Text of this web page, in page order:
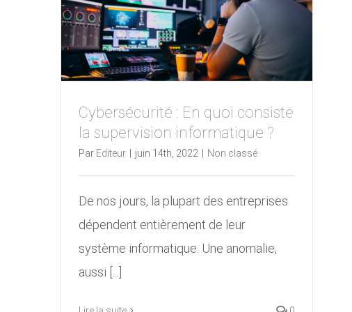
Cybersécurité : En quoi consiste
la supervision informatique ?
Par Editeur juin 14th, 2022 Non classé
De nos jours, la plupart des entreprises
dépendent entièrement de leur
système informatique. Une anomalie,
aussi [...]